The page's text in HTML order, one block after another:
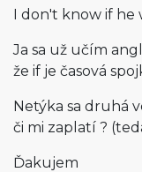
I don't know if he
Ja sa už učím
že if je časová
Netýka sa druhá
či mi zaplatí ?
Ďakujem